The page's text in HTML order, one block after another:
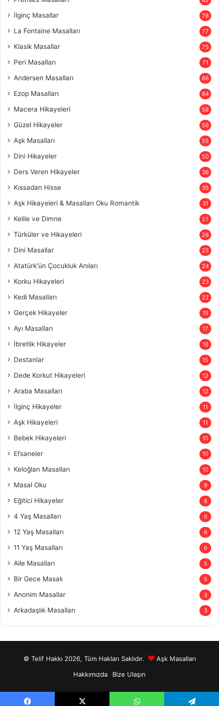
İlginç Masallar 78
La Fontaine Masalları 77
Klasik Masallar 75
Peri Masalları 71
Andersen Masalları 66
Ezop Masalları 64
Macera Hikayeleri 58
Güzel Hikayeler 56
Aşk Masalları 55
Dini Hikayeler 50
Ders Veren Hikayeler 36
Kıssadan Hisse 35
Aşk Hikayeleri & Masalları Oku Romantik 31
Kelile ve Dimne 27
Türküler ve Hikayeleri 26
Dini Masallar 25
Atatürk'ün Çocukluk Anıları 24
Korku Hikayeleri 23
Kedi Masalları 22
Gerçek Hikayeler 19
Ayı Masalları 17
İbretlik Hikayeler 16
Destanlar 15
Dede Korkut Hikayeleri 12
Araba Masalları 12
İlginç Hikayeler 11
Aşk Hikayeleri 11
Bebek Hikayeleri 10
Efsaneler 10
Keloğlan Masalları 10
Masal Oku 9
Eğitici Hikayeler 8
4 Yaş Masalları 6
12 Yaş Masalları 6
11 Yaş Masalları 6
Aile Masalları 5
Bir Gece Masalı 5
Anonim Masallar 3
Arkadaşlık Masalları 3
© Telif Hakkı 2026, Tüm Hakları Saklıdır.
Aşk Masalları
Hakkımızda
Bize Ulaşın